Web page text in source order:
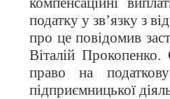
податку у зв’язку з
про це повідомив
Віталій
право на
підприємницької